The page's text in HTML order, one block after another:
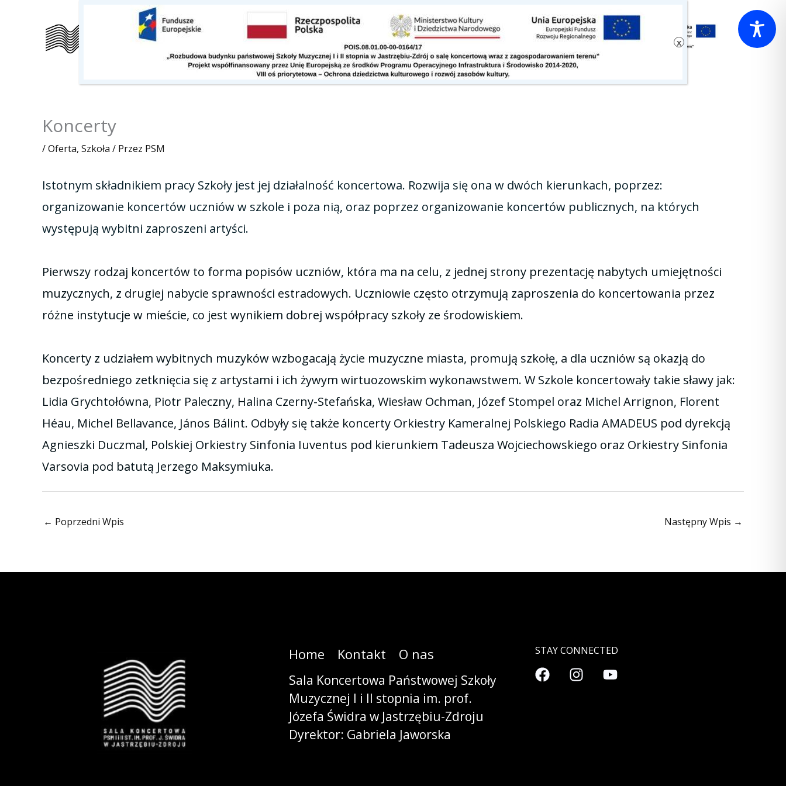
Szkoła O nas Kontakt Do pobrania
Koncerty
/Oferta, Szkoła / Przez PSM
Istotnym składnikiem pracy Szkoły jest jej działalność koncertowa. Rozwija się ona w dwóch kierunkach, poprzez:
organizowanie koncertów uczniów w szkole i poza nią, oraz poprzez organizowanie koncertów publicznych, na których
występują wybitni zaproszeni artyści.
Pierwszy rodzaj koncertów to forma popisów uczniów, która ma na celu, z jednej strony prezentację nabytych umiejętności
muzycznych, z drugiej nabycie sprawności estradowych. Uczniowie często otrzymują zaproszenia do koncertowania przez
różne instytucje w mieście, co jest wynikiem dobrej współpracy szkoły ze środowiskiem.
Koncerty z udziałem wybitnych muzyków wzbogacają życie muzyczne miasta, promują szkołę, a dla uczniów są okazją do
bezpośredniego zetknięcia się z artystami i ich żywym wirtuozowskim wykonawstwem. W Szkole koncertowały takie sławy jak:
Lidia Grychtołówna, Piotr Paleczny, Halina Czerny-Stefańska, Wiesław Ochman, Józef Stompel oraz Michel Arrignon, Florent
Héau, Michel Bellavance, János Bálint. Odbyły się także koncerty Orkiestry Kameralnej Polskiego Radia AMADEUS pod dyrekcją
Agnieszki Duczmal, Polskiej Orkiestry Sinfonia Iuventus pod kierunkiem Tadeusza Wojciechowskiego oraz Orkiestry Sinfonia
Varsovia pod batutą Jerzego Maksymiuka.
← Poprzedni Wpis Następny Wpis →
Home Kontakt O nas
Sala Koncertowa Państwowej Szkoły
Muzycznej I i II stopnia im. prof.
Józefa Świdra w Jastrzębiu-Zdroju
Dyrektor: Gabriela Jaworska
STAY CONNECTED